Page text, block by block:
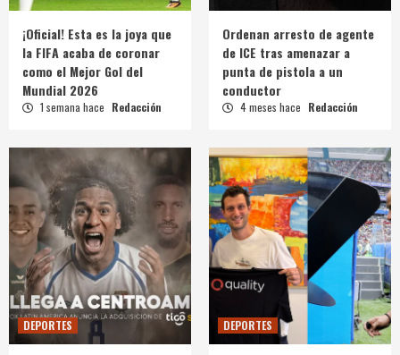
¡Oficial! Esta es la joya que
la FIFA acaba de coronar
como el Mejor Gol del
Mundial 2026
1 semana hace Redacción
Ordenan arresto de agente
de ICE tras amenazar a
punta de pistola a un
conductor
4 meses hace Redacción
DEPORTES DEPORTES